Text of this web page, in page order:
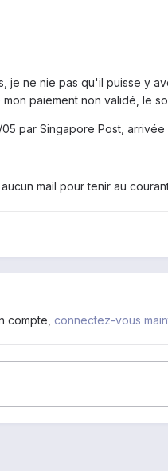
ne nie pas qu'il puisse y
paiement non validé, le
par Singapore Post, arrivée
mail pour tenir au
compte, connectez-vous